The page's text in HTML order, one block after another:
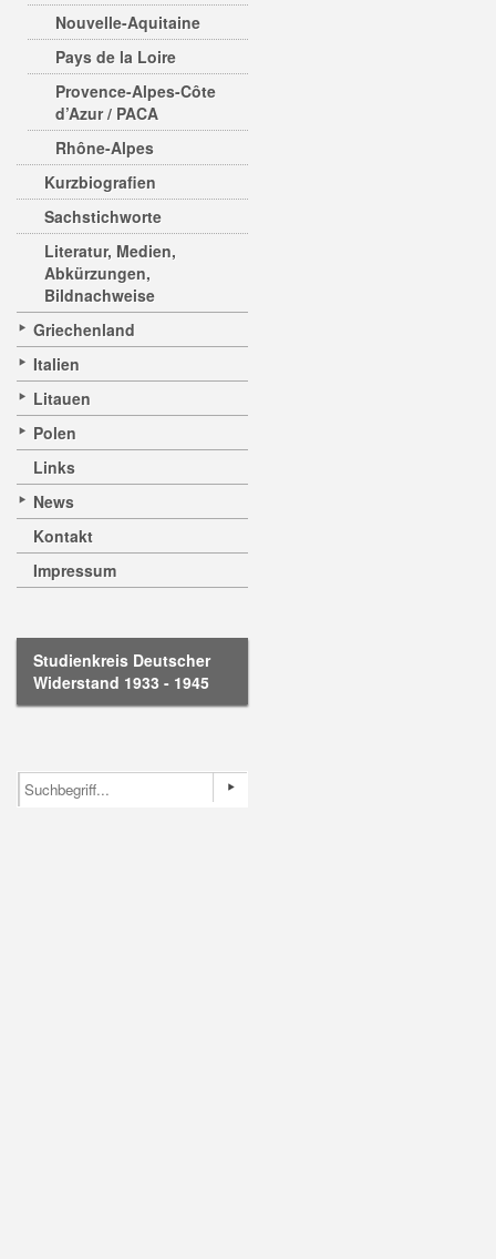
Nouvelle-Aquitaine
Pays de la Loire
Provence-Alpes-Côte
d’Azur / PACA
Rhône-Alpes
Kurzbiografien
Sachstichworte
Literatur, Medien,
Abkürzungen,
Bildnachweise
Griechenland
Italien
Litauen
Polen
Links
News
Kontakt
Impressum
Studienkreis Deutscher
Widerstand 1933 - 1945